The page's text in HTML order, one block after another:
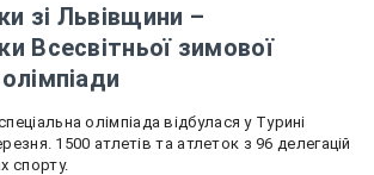
зі Львівщини –
Всесвітньої зимової
олімпіада відбулася у Турині
1500 атлетів та атлеток з 96 делегацій
спорту.